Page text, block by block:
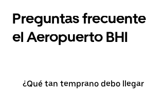
Preguntas
el Aeropuerto BHI
¿Qué tan temprano debo llegar